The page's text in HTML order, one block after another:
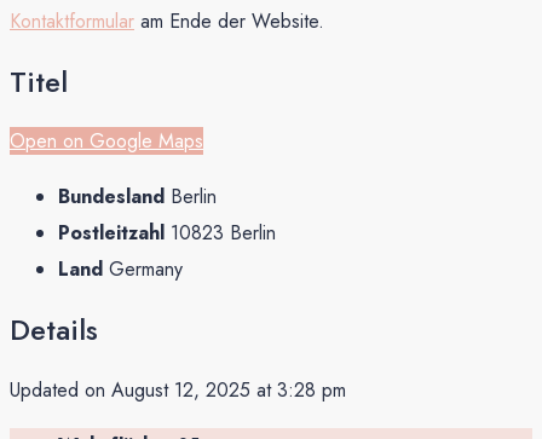
Kontaktformular am Ende der Website.
Titel
Open on Google Maps
Bundesland Berlin
Postleitzahl 10823 Berlin
Land Germany
Details
Updated on August 12, 2025 at 3:28 pm